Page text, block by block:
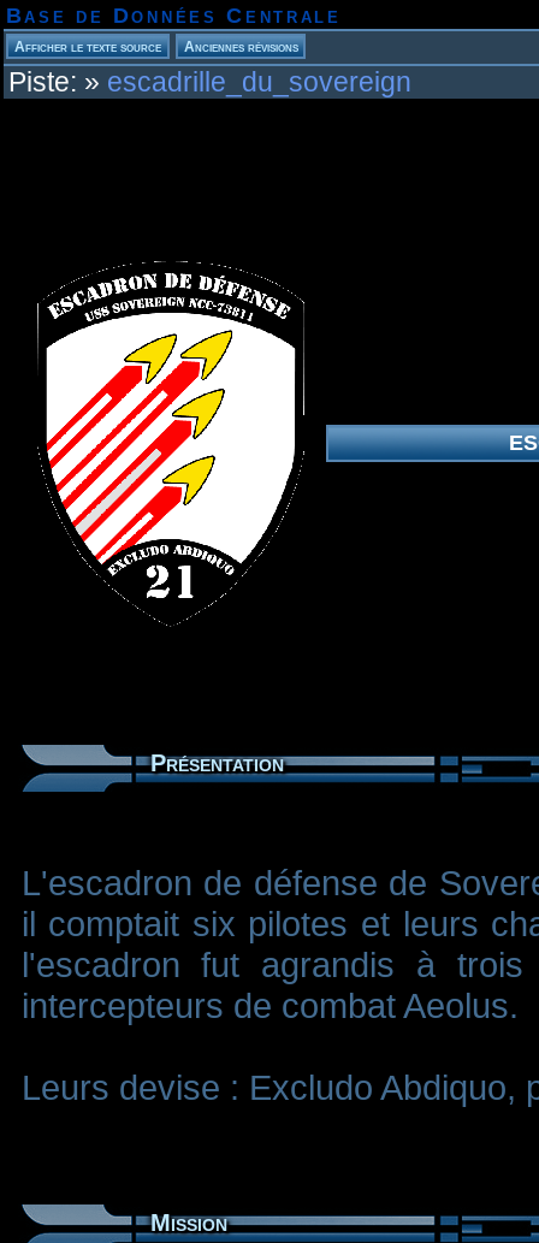
Base de Données Centrale
Piste: » escadrille_du_sovereign
Présentation
L'escadron de défense de
il comptait six pilotes et leurs
l'escadron fut agrandis à
intercepteurs de combat Aeolus.
Leurs devise : Excludo Abdiquo,
Mission